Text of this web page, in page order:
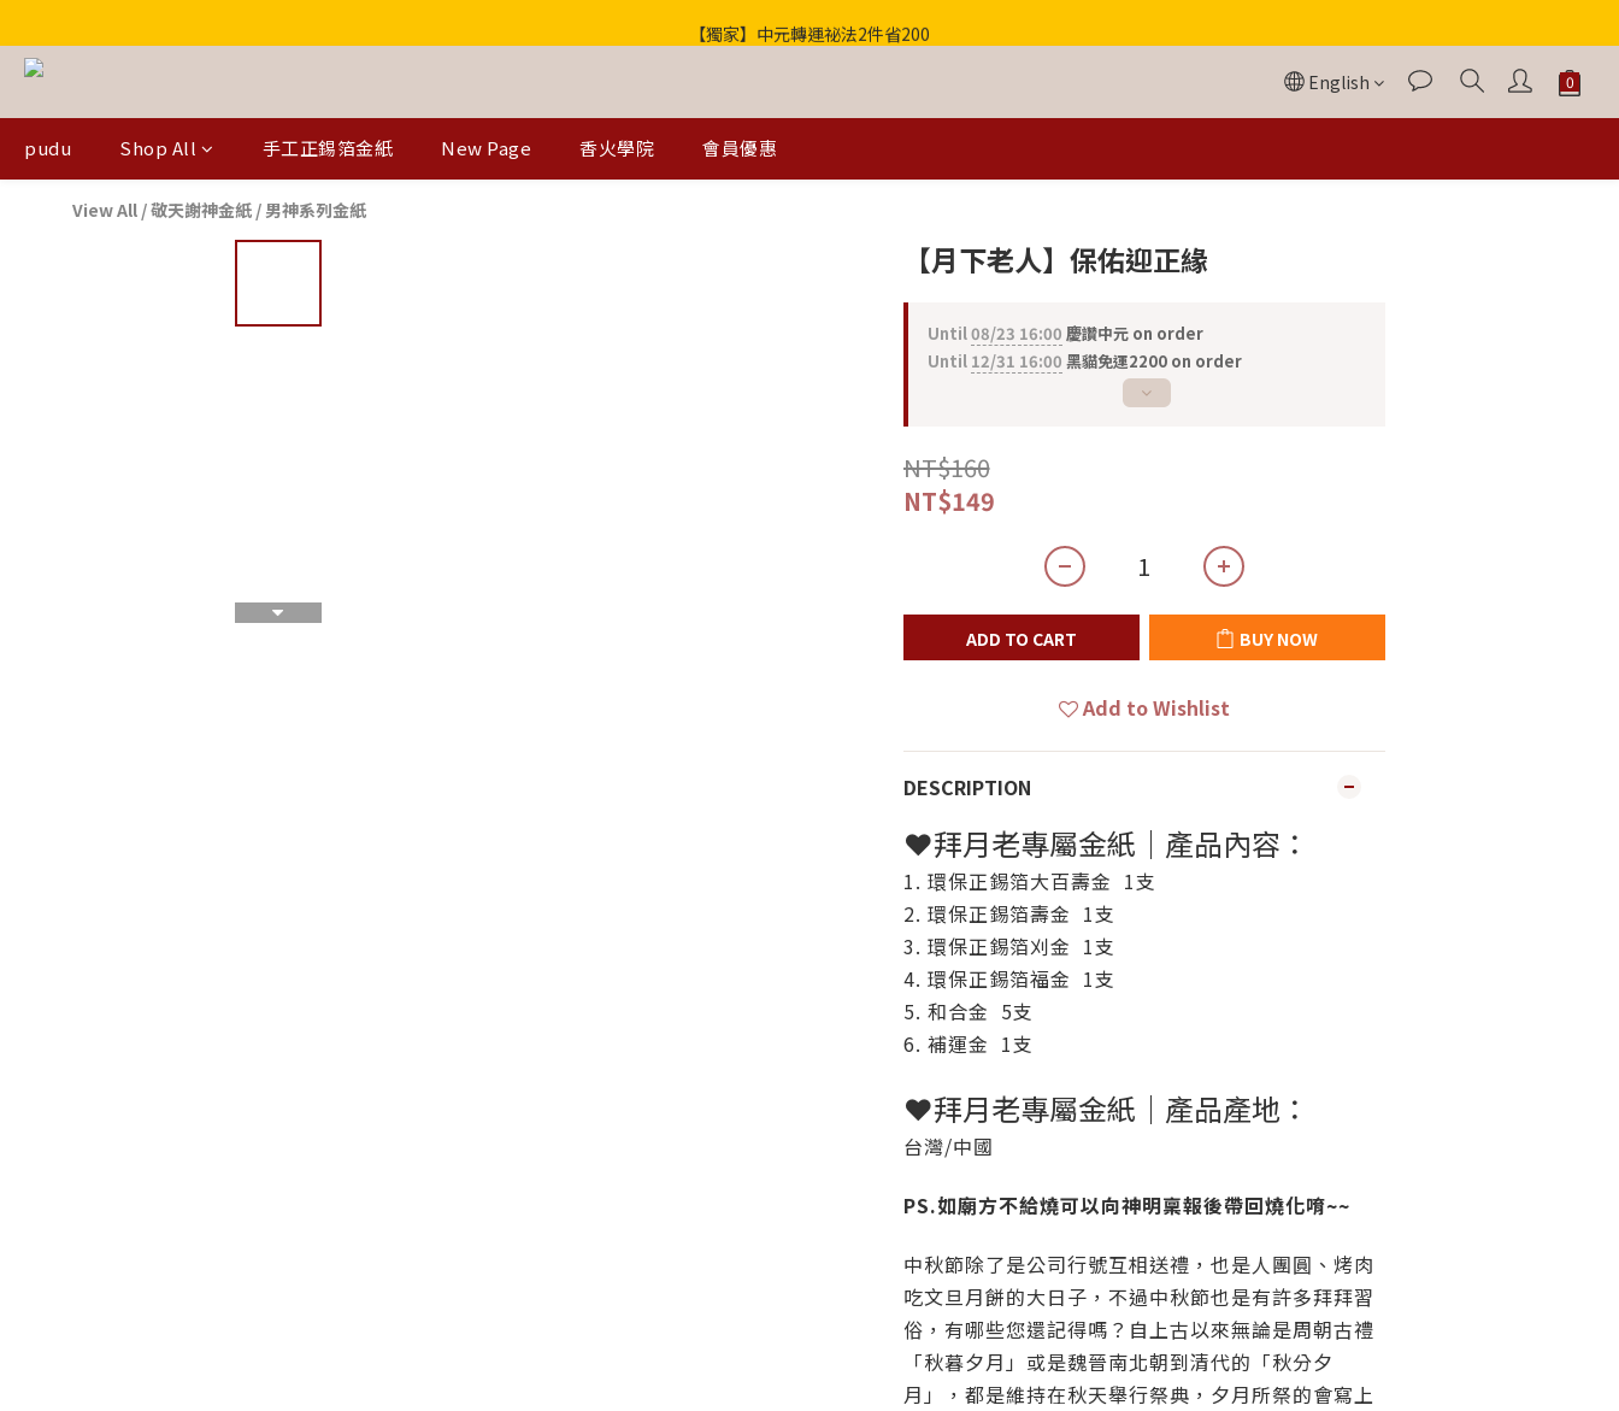
歡迎光臨！全店滿1000免運
【獨家】中元轉運祕法2件省200
English
pudu Shop All 手工正錫箔金紙 New Page 香火學院 會員優惠
View All /敬天謝神金紙 / 男神系列金紙
【月下老人】保佑迎正緣
Until08/23 16:00 慶讚中元 on order
Until 12/31 16:00 黑貓免運2200 on order
NT$160
NT$149
ADD TO CART BUY NOW
Add to Wishlist
DESCRIPTION
❤拜月老專屬金紙｜產品內容：
1. 環保正錫箔大百壽金 1支
2. 環保正錫箔壽金 1支
3. 環保正錫箔刈金 1支
4. 環保正錫箔福金 1支
5. 和合金 5支
6. 補運金 1支
❤拜月老專屬金紙｜產品產地：
台灣/中國
PS.如廟方不給燒可以向神明稟報後帶回燒化唷~~
中秋節除了是公司行號互相送禮，也是人團圓、烤肉
吃文旦月餅的大日子，不過中秋節也是有許多拜拜習
俗，有哪些您還記得嗎？自上古以來無論是周朝古禮
「秋暮夕月」或是魏晉南北朝到清代的「秋分夕
月」，都是維持在秋天舉行祭典，夕月所祭的會寫上